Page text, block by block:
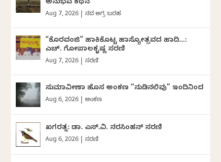
ಅನುಭವ ಕಥನ
Aug 7, 2026 ದಿನದ ಅಗ್ರ ಬರಹ
“ಕೊರವಂಜಿ” ಹಾಕಿಕೊಟ್ಟ ಹಾಸ್ಯೋತ್ಸವದ ಹಾದಿ…:
ಎಚ್. ಗೋಪಾಲಕೃಷ್ಣ ಸರಣಿ
Aug 7, 2026 ಸರಣಿ
ಸುಮಾವೀಣಾ ಹೊಸ ಅಂಕಣ “ನುಡಿನಲಿವು” ಇಂದಿನಿಂದ
Aug 6, 2026 ಅಂಕಣ
ಖಗರತ್ನ: ಡಾ. ಎಸ್.ವಿ. ನರಸಿಂಹನ್‌‌ ಸರಣಿ
Aug 6, 2026 ಸರಣಿ